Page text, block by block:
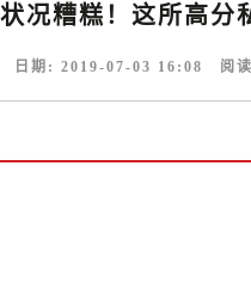
况糟糕！这所高分
日期: 2019-07-03 16:08 阅